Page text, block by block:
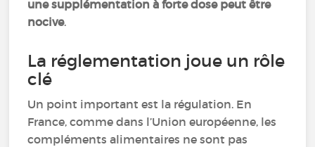
une supplémentation à forte dose peut être
nocive.
La réglementation joue un rôle
clé
Un point important est la régulation. En
France, comme dans l’Union européenne, les
compléments alimentaires ne sont pas